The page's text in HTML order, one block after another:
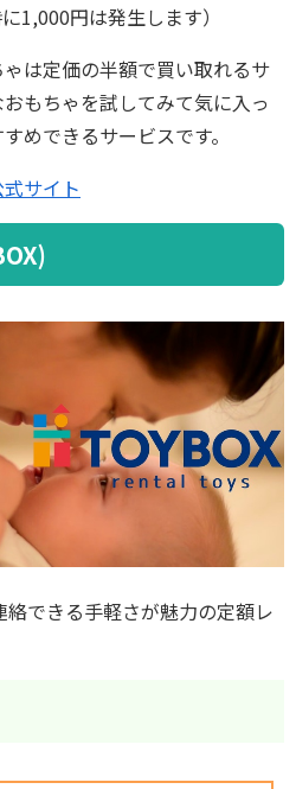
1,000円は発生します）
は定価の半額で買い取れるサ
もちゃを試してみて気に入っ
めできるサービスです。
サイト
絡できる手軽さが魅力の定額レ